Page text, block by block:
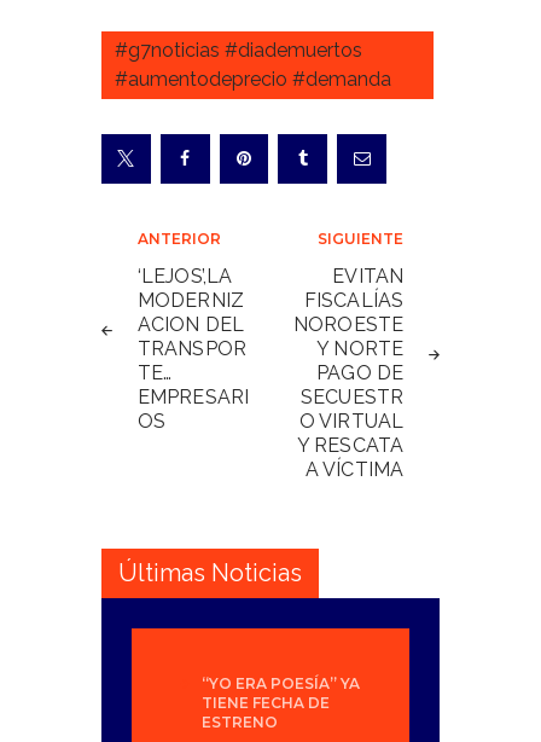
#g7noticias #diademuertos
#aumentodeprecio #demanda
Navegación
de
entradas
ANTERIOR
‘LEJOS’,LA
MODERNIZ
ACION DEL
TRANSPOR
TE…
EMPRESARI
OS
SIGUIENTE
EVITAN
FISCALÍAS
NOROESTE
Y NORTE
PAGO DE
SECUESTR
O VIRTUAL
Y RESCATA
A VÍCTIMA
Últimas Noticias
“YO ERA POESÍA” YA
TIENE FECHA DE
ESTRENO